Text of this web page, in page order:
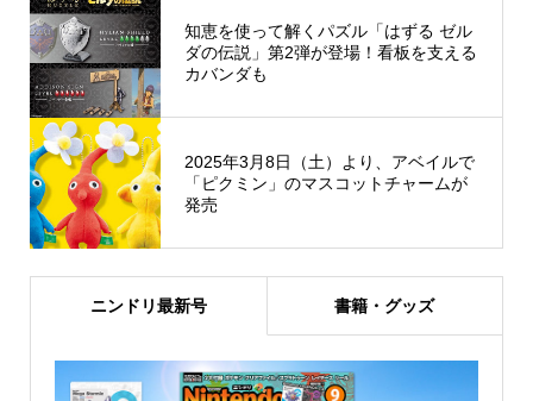
知恵を使って解くパズル「はずる ゼル
ダの伝説」第2弾が登場！看板を支える
カバンダも
2025年3月8日（土）より、アベイルで
「ピクミン」のマスコットチャームが
発売
ニンドリ最新号 書籍・グッズ